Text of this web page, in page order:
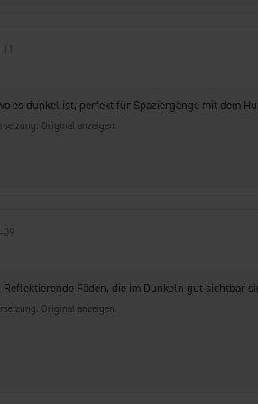
es dunkel ist, perfekt für Spaziergänge mit dem
Original anzeigen.
09
Reflektierende Fäden, die im Dunkeln gut sichtbar
Original anzeigen.